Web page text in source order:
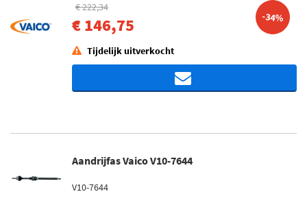
€ 222,34
€ 146,75 -34%
Tijdelijk uitverkocht
Aandrijfas Vaico V10-7644
V10-7644